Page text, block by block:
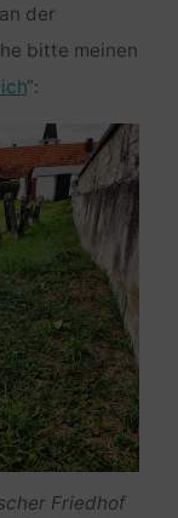
der
bitte meinen
“:
Friedhof